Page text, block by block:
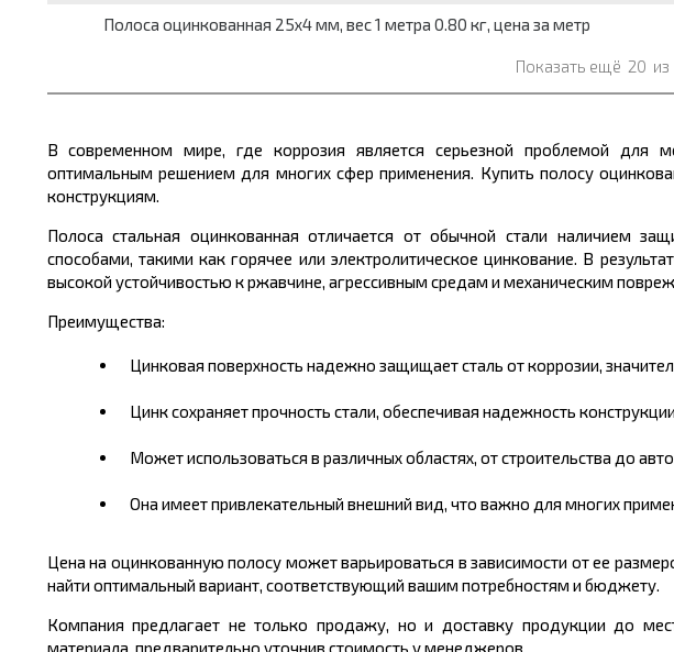
Полоса оцинкованная 25x4 мм, вес 1 метра 0.80 кг, цена за метр
Показать ещё 20 из
В современном мире, где коррозия является серьезной проблемой для
оптимальным решением для многих сфер применения. Купить полосу
конструкциям.
Полоса стальная оцинкованная отличается от обычной стали наличием
способами, такими как горячее или электролитическое цинкование. В
высокой устойчивостью к ржавчине, агрессивным средам и механическим
Преимущества:
Цинковая поверхность надежно защищает сталь от коррозии,
Цинк сохраняет прочность стали, обеспечивая надежность
Может использоваться в различных областях, от строительства до
Она имеет привлекательный внешний вид, что важно для многих
Цена на оцинкованную полосу может варьироваться в зависимости от ее
найти оптимальный вариант, соответствующий вашим потребностям и бюджету.
Компания предлагает не только продажу, но и доставку продукции до
материала, предварительно уточнив стоимость у менеджеров.